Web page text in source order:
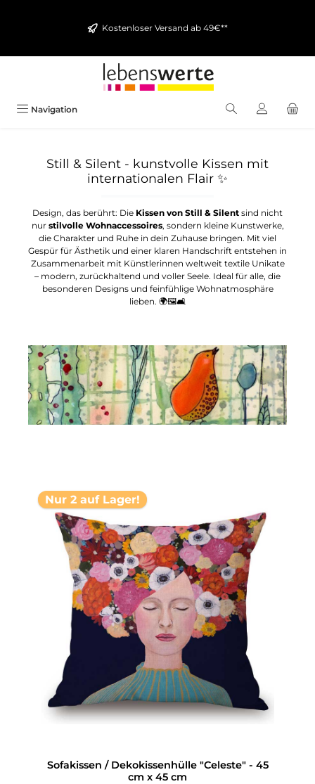
Kostenloser Versand ab 49€**
Navigation
Still & Silent - kunstvolle Kissen mit
internationalen Flair ✨
Design, das berührt: Die Kissen von Still & Silent sind nicht
nur stilvolle Wohnaccessoires, sondern kleine Kunstwerke,
die Charakter und Ruhe in dein Zuhause bringen. Mit viel
Gespür für Ästhetik und einer klaren Handschrift entstehen in
Zusammenarbeit mit Künstlerinnen weltweit textile Unikate
– modern, zurückhaltend und voller Seele. Ideal für alle, die
besonderen Designs und feinfühlige Wohnatmosphäre
lieben. 🌍🖼️🛋️
Nur 2 auf Lager!
Sofakissen / Dekokissenhülle "Celeste" - 45
cm x 45 cm